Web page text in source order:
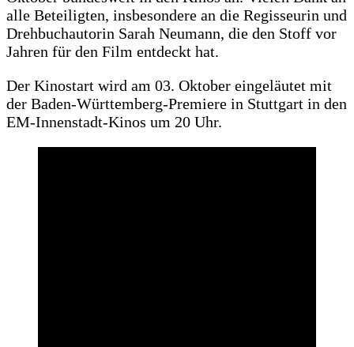
alle Beteiligten, insbesondere an die Regisseurin und
Drehbuchautorin Sarah Neumann, die den Stoff vor
Jahren für den Film entdeckt hat.
Der Kinostart wird am 03. Oktober eingeläutet mit
der Baden-Württemberg-Premiere in Stuttgart in den
EM-Innenstadt-Kinos um 20 Uhr.